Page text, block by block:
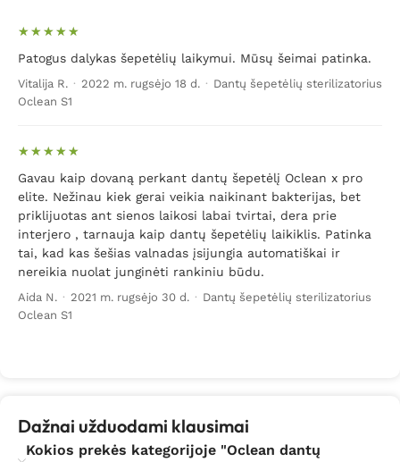
Patogus dalykas šepetėlių laikymui. Mūsų šeimai patinka.
Vitalija R. · 2022 m. rugsėjo 18 d. · Dantų šepetėlių sterilizatorius
Oclean S1
Gavau kaip dovaną perkant dantų šepetėlį Oclean x pro
elite. Nežinau kiek gerai veikia naikinant bakterijas, bet
priklijuotas ant sienos laikosi labai tvirtai, dera prie
interjero , tarnauja kaip dantų šepetėlių laikiklis. Patinka
tai, kad kas šešias valnadas įsijungia automatiškai ir
nereikia nuolat junginėti rankiniu būdu.
Aida N. · 2021 m. rugsėjo 30 d. · Dantų šepetėlių sterilizatorius
Oclean S1
Dažnai užduodami klausimai
Kokios prekės kategorijoje "Oclean dantų